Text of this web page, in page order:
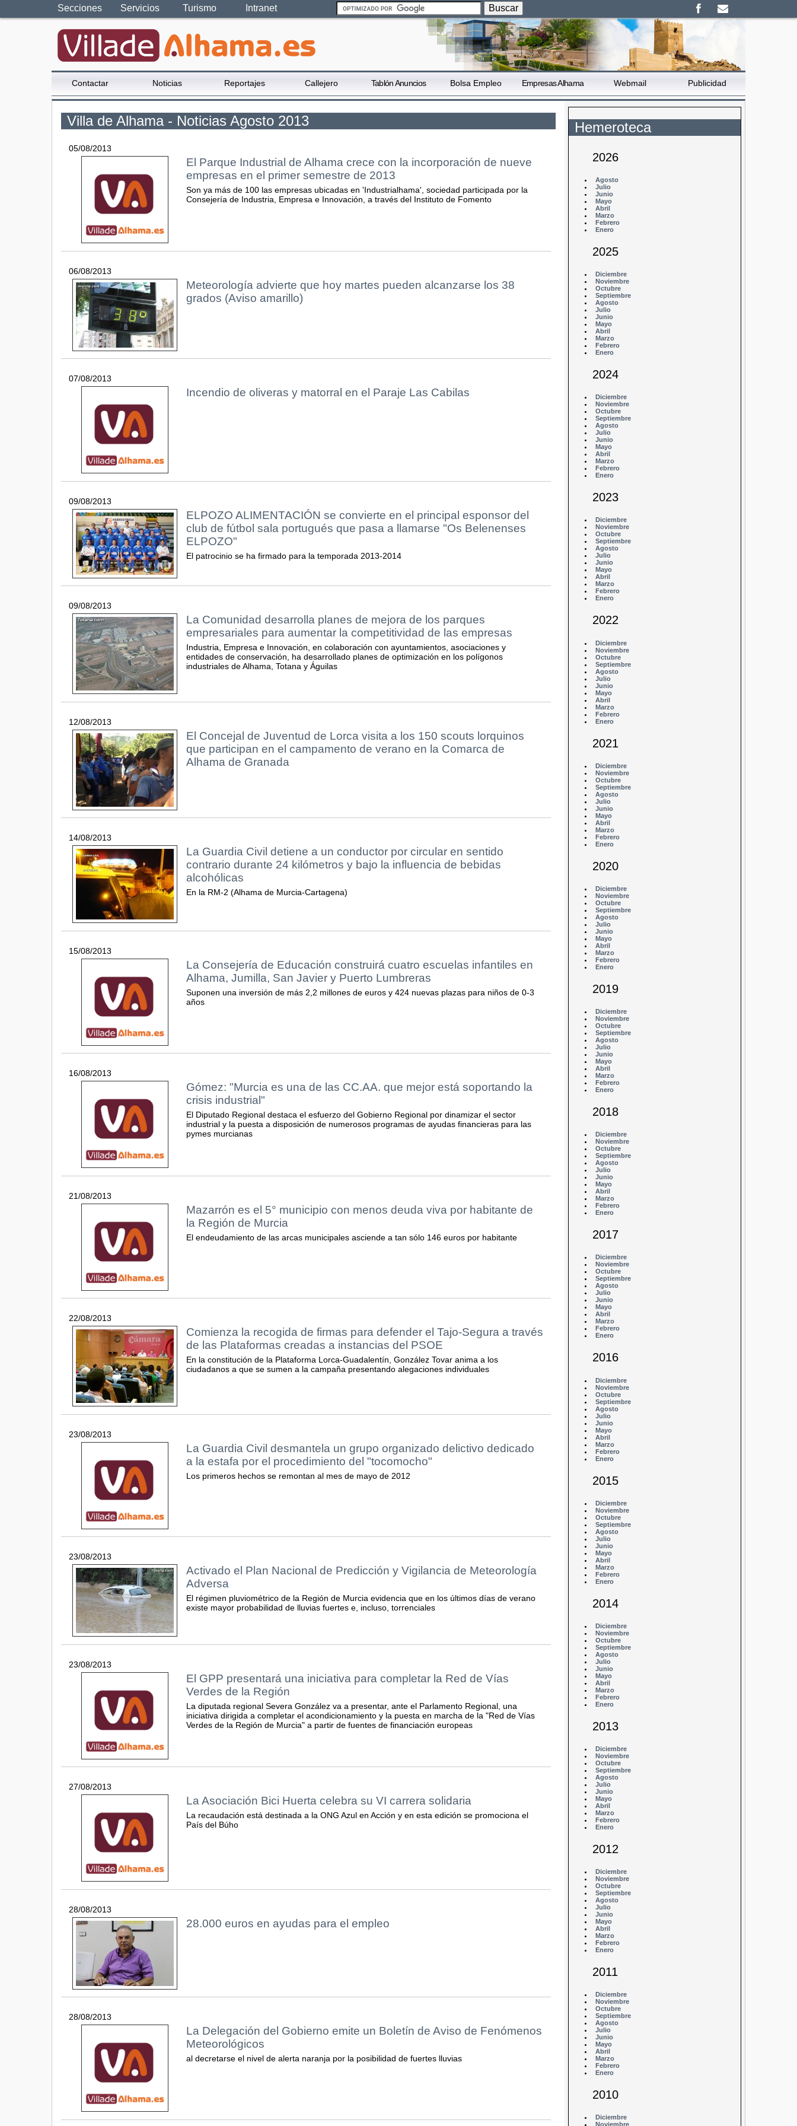
Secciones Servicios Turismo Intranet
Contactar Noticias Reportajes Callejero Tablón Anuncios Bolsa Empleo Empresas Alhama Webmail Publicidad
Villa de Alhama - Noticias Agosto 2013
05/08/2013
El Parque Industrial de Alhama crece con la incorporación de nueve
empresas en el primer semestre de 2013
Son ya más de 100 las empresas ubicadas en 'Industrialhama', sociedad participada por la
Consejería de Industria, Empresa e Innovación, a través del Instituto de Fomento
06/08/2013
Meteorología advierte que hoy martes pueden alcanzarse los 38
grados (Aviso amarillo)
07/08/2013
Incendio de oliveras y matorral en el Paraje Las Cabilas
09/08/2013
ELPOZO ALIMENTACIÓN se convierte en el principal esponsor del
club de fútbol sala portugués que pasa a llamarse "Os Belenenses
ELPOZO"
El patrocinio se ha firmado para la temporada 2013-2014
09/08/2013
La Comunidad desarrolla planes de mejora de los parques
empresariales para aumentar la competitividad de las empresas
Industria, Empresa e Innovación, en colaboración con ayuntamientos, asociaciones y
entidades de conservación, ha desarrollado planes de optimización en los polígonos
industriales de Alhama, Totana y Águilas
12/08/2013
El Concejal de Juventud de Lorca visita a los 150 scouts lorquinos
que participan en el campamento de verano en la Comarca de
Alhama de Granada
14/08/2013
La Guardia Civil detiene a un conductor por circular en sentido
contrario durante 24 kilómetros y bajo la influencia de bebidas
alcohólicas
En la RM-2 (Alhama de Murcia-Cartagena)
15/08/2013
La Consejería de Educación construirá cuatro escuelas infantiles en
Alhama, Jumilla, San Javier y Puerto Lumbreras
Suponen una inversión de más 2,2 millones de euros y 424 nuevas plazas para niños de 0-3
años
16/08/2013
Gómez: "Murcia es una de las CC.AA. que mejor está soportando la
crisis industrial"
El Diputado Regional destaca el esfuerzo del Gobierno Regional por dinamizar el sector
industrial y la puesta a disposición de numerosos programas de ayudas financieras para las
pymes murcianas
21/08/2013
Mazarrón es el 5° municipio con menos deuda viva por habitante de
la Región de Murcia
El endeudamiento de las arcas municipales asciende a tan sólo 146 euros por habitante
22/08/2013
Comienza la recogida de firmas para defender el Tajo-Segura a través
de las Plataformas creadas a instancias del PSOE
En la constitución de la Plataforma Lorca-Guadalentín, González Tovar anima a los
ciudadanos a que se sumen a la campaña presentando alegaciones individuales
23/08/2013
La Guardia Civil desmantela un grupo organizado delictivo dedicado
a la estafa por el procedimiento del "tocomocho"
Los primeros hechos se remontan al mes de mayo de 2012
23/08/2013
Activado el Plan Nacional de Predicción y Vigilancia de Meteorología
Adversa
El régimen pluviométrico de la Región de Murcia evidencia que en los últimos días de verano
existe mayor probabilidad de lluvias fuertes e, incluso, torrenciales
23/08/2013
El GPP presentará una iniciativa para completar la Red de Vías
Verdes de la Región
La diputada regional Severa González va a presentar, ante el Parlamento Regional, una
iniciativa dirigida a completar el acondicionamiento y la puesta en marcha de la "Red de Vías
Verdes de la Región de Murcia" a partir de fuentes de financiación europeas
27/08/2013
La Asociación Bici Huerta celebra su VI carrera solidaria
La recaudación está destinada a la ONG Azul en Acción y en esta edición se promociona el
País del Búho
28/08/2013
28.000 euros en ayudas para el empleo
28/08/2013
La Delegación del Gobierno emite un Boletín de Aviso de Fenómenos
Meteorológicos
al decretarse el nivel de alerta naranja por la posibilidad de fuertes lluvias
Hemeroteca
2026
Agosto
Julio
Junio
Mayo
Abril
Marzo
Febrero
Enero
2025
Diciembre
Noviembre
Octubre
Septiembre
Agosto
Julio
Junio
Mayo
Abril
Marzo
Febrero
Enero
2024
Diciembre
Noviembre
Octubre
Septiembre
Agosto
Julio
Junio
Mayo
Abril
Marzo
Febrero
Enero
2023
Diciembre
Noviembre
Octubre
Septiembre
Agosto
Julio
Junio
Mayo
Abril
Marzo
Febrero
Enero
2022
Diciembre
Noviembre
Octubre
Septiembre
Agosto
Julio
Junio
Mayo
Abril
Marzo
Febrero
Enero
2021
Diciembre
Noviembre
Octubre
Septiembre
Agosto
Julio
Junio
Mayo
Abril
Marzo
Febrero
Enero
2020
Diciembre
Noviembre
Octubre
Septiembre
Agosto
Julio
Junio
Mayo
Abril
Marzo
Febrero
Enero
2019
Diciembre
Noviembre
Octubre
Septiembre
Agosto
Julio
Junio
Mayo
Abril
Marzo
Febrero
Enero
2018
Diciembre
Noviembre
Octubre
Septiembre
Agosto
Julio
Junio
Mayo
Abril
Marzo
Febrero
Enero
2017
Diciembre
Noviembre
Octubre
Septiembre
Agosto
Julio
Junio
Mayo
Abril
Marzo
Febrero
Enero
2016
Diciembre
Noviembre
Octubre
Septiembre
Agosto
Julio
Junio
Mayo
Abril
Marzo
Febrero
Enero
2015
Diciembre
Noviembre
Octubre
Septiembre
Agosto
Julio
Junio
Mayo
Abril
Marzo
Febrero
Enero
2014
Diciembre
Noviembre
Octubre
Septiembre
Agosto
Julio
Junio
Mayo
Abril
Marzo
Febrero
Enero
2013
Diciembre
Noviembre
Octubre
Septiembre
Agosto
Julio
Junio
Mayo
Abril
Marzo
Febrero
Enero
2012
Diciembre
Noviembre
Octubre
Septiembre
Agosto
Julio
Junio
Mayo
Abril
Marzo
Febrero
Enero
2011
Diciembre
Noviembre
Octubre
Septiembre
Agosto
Julio
Junio
Mayo
Abril
Marzo
Febrero
Enero
2010
Diciembre
Noviembre